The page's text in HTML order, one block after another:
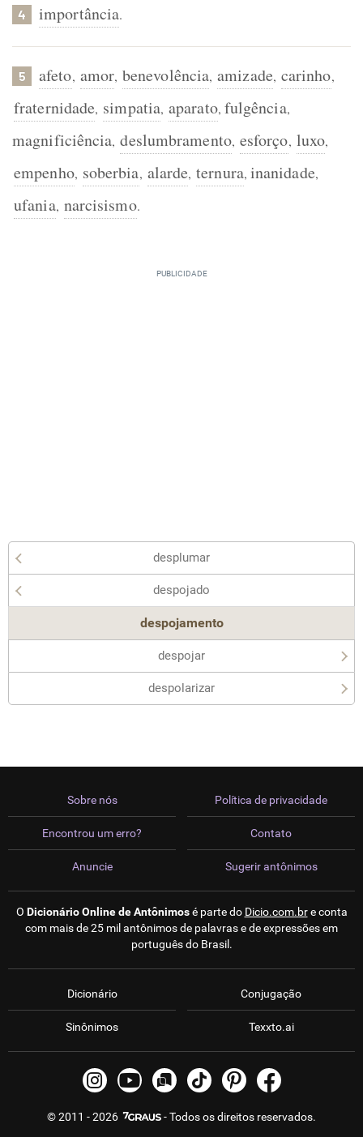
4 importância.
5 afeto, amor, benevolência, amizade, carinho,
fraternidade, simpatia, aparato, fulgência,
magnificiência, deslumbramento, esforço, luxo,
empenho, soberbia, alarde, ternura, inanidade,
ufania, narcisismo.
desplumar
despojado
despojamento
despojar
despolarizar
Sobre nós
Encontrou um erro?
Anuncie
Política de privacidade
Contato
Sugerir antônimos
O Dicionário Online de Antônimosé parte do Dicio.com.bre conta
com mais de 25 mil antônimos de palavras e de expressões em
português do Brasil.
Dicionário
Sinônimos
Conjugação
Texxto.ai
© 2011 - 2026 - Todos os direitos reservados.